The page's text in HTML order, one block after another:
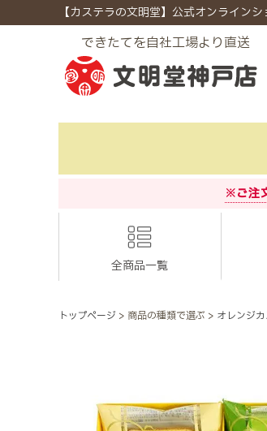
【カステラの文明堂】公式オンライ
できたてを自社工場より直送
※ご注
全商品一覧
トップページ 商品の種類で選ぶ オレンジ